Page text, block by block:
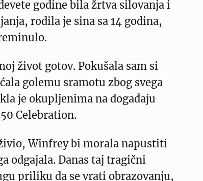
godine bila žrtva silovanja i
rodila je sina sa 14 godina,
život gotov. Pokušala sam si
golemu sramotu zbog svega
je okupljenima na događaju
Celebration.
Winfrey bi morala napustiti
odgajala. Danas taj tragični
priliku da se vrati obrazovanju,